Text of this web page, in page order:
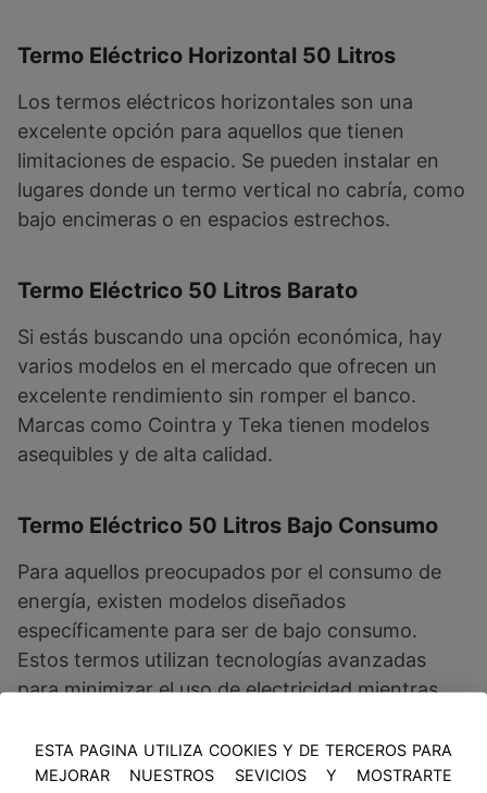
Termo Eléctrico Horizontal 50 Litros
Los termos eléctricos horizontales son una
excelente opción para aquellos que tienen
limitaciones de espacio. Se pueden instalar en
lugares donde un termo vertical no cabría, como
bajo encimeras o en espacios estrechos.
Termo Eléctrico 50 Litros Barato
Si estás buscando una opción económica, hay
varios modelos en el mercado que ofrecen un
excelente rendimiento sin romper el banco.
Marcas como Cointra y Teka tienen modelos
asequibles y de alta calidad.
Termo Eléctrico 50 Litros Bajo Consumo
Para aquellos preocupados por el consumo de
energía, existen modelos diseñados
específicamente para ser de bajo consumo.
Estos termos utilizan tecnologías avanzadas
para minimizar el uso de electricidad mientras
ESTA PAGINA UTILIZA COOKIES Y DE TERCEROS PARA
MEJORAR NUESTROS SEVICIOS Y MOSTRARTE